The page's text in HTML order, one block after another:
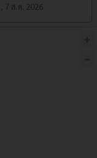
7 ส.ค. 2026